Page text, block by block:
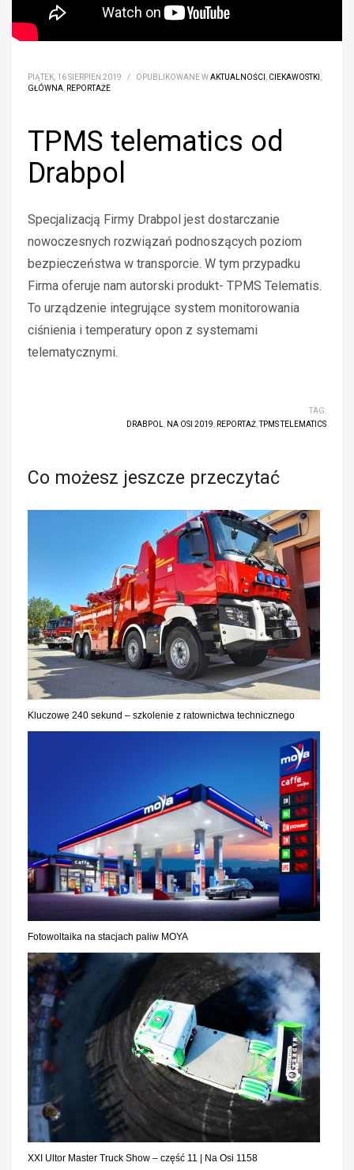
PIĄTEK, 16 SIERPIEŃ 2019 / OPUBLIKOWANE WAKTUALNOŚCI , CIEKAWOSTKI ,
GŁÓWNA, REPORTAŻE
TPMS telematics od
Drabpol
Specjalizacją Firmy Drabpol jest dostarczanie
nowoczesnych rozwiązań podnoszących poziom
bezpieczeństwa w transporcie. W tym przypadku
Firma oferuje nam autorski produkt- TPMS Telematis.
To urządzenie integrujące system monitorowania
ciśnienia i temperatury opon z systemami
telematycznymi.
TAG:
DRABPOL, NA OSI 2019, REPORTAŻ, TPMS TELEMATICS
Co możesz jeszcze przeczytać
Kluczowe 240 sekund – szkolenie z ratownictwa technicznego
Fotowoltaika na stacjach paliw MOYA
XXI Ultor Master Truck Show – część 11 | Na Osi 1158